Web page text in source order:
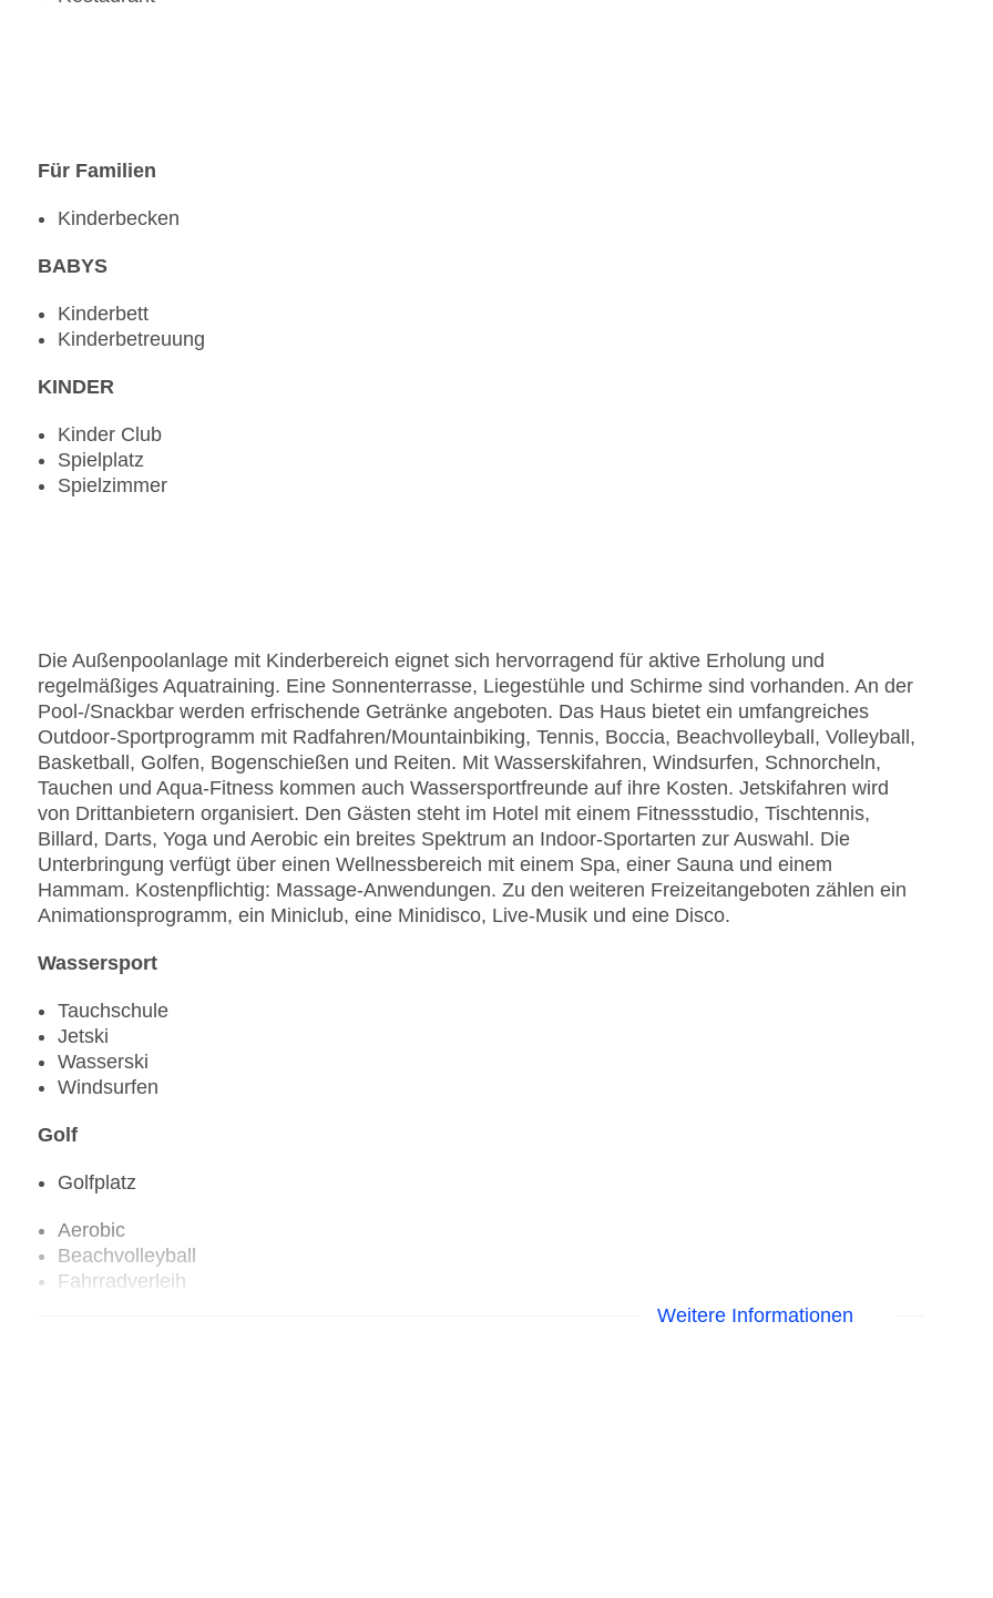
Für Familien
Kinderbecken
BABYS
Kinderbett
Kinderbetreuung
KINDER
Kinder Club
Spielplatz
Spielzimmer
Die Außenpoolanlage mit Kinderbereich eignet sich hervorragend für aktive Erholung und
regelmäßiges Aquatraining. Eine Sonnenterrasse, Liegestühle und Schirme sind vorhanden. An der
Pool-/Snackbar werden erfrischende Getränke angeboten. Das Haus bietet ein umfangreiches
Outdoor-Sportprogramm mit Radfahren/Mountainbiking, Tennis, Boccia, Beachvolleyball, Volleyball,
Basketball, Golfen, Bogenschießen und Reiten. Mit Wasserskifahren, Windsurfen, Schnorcheln,
Tauchen und Aqua-Fitness kommen auch Wassersportfreunde auf ihre Kosten. Jetskifahren wird
von Drittanbietern organisiert. Den Gästen steht im Hotel mit einem Fitnessstudio, Tischtennis,
Billard, Darts, Yoga und Aerobic ein breites Spektrum an Indoor-Sportarten zur Auswahl. Die
Unterbringung verfügt über einen Wellnessbereich mit einem Spa, einer Sauna und einem
Hammam. Kostenpflichtig: Massage-Anwendungen. Zu den weiteren Freizeitangeboten zählen ein
Animationsprogramm, ein Miniclub, eine Minidisco, Live-Musik und eine Disco.
Wassersport
Tauchschule
Jetski
Wasserski
Windsurfen
Golf
Golfplatz
Aerobic
Beachvolleyball
Fahrradverleih
Weitere Informationen